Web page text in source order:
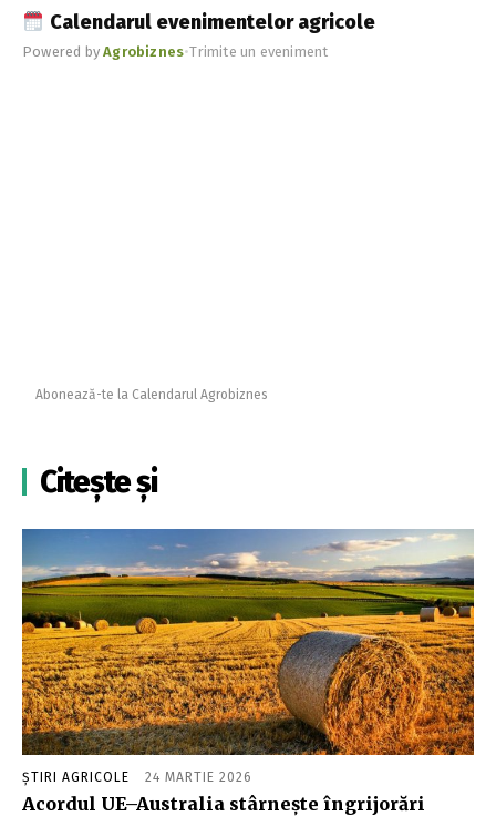
Calendarul evenimentelor agricole
Powered byAgrobiznes•Trimite un eveniment
Abonează-te la Calendarul Agrobiznes
Citește și
ȘTIRI AGRICOLE 24 MARTIE 2026
Acordul UE–Australia stârnește îngrijorări